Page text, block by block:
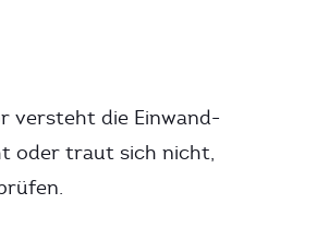
versteht die Einwand-
oder traut sich nicht,